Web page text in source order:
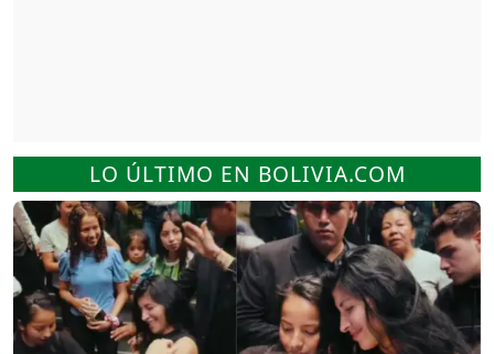
LO ÚLTIMO EN BOLIVIA.COM